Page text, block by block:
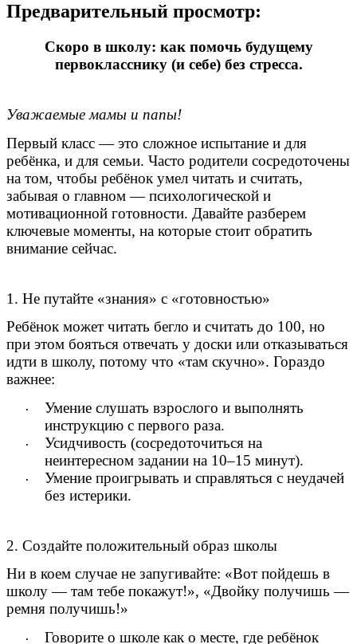
Предварительный просмотр:
Скоро в школу: как помочь будущему
первокласснику (и себе) без стресса.
Уважаемые мамы и папы!
Первый класс — это сложное испытание и для
ребёнка, и для семьи. Часто родители сосредоточены
на том, чтобы ребёнок умел читать и считать,
забывая о главном — психологической и
мотивационной готовности. Давайте разберем
ключевые моменты, на которые стоит обратить
внимание сейчас.
1. Не путайте «знания» с «готовностью»
Ребёнок может читать бегло и считать до 100, но
при этом бояться отвечать у доски или отказываться
идти в школу, потому что «там скучно». Гораздо
важнее:
Умение слушать взрослого и выполнять
инструкцию с первого раза.
Усидчивость (сосредоточиться на
неинтересном задании на 10–15 минут).
Умение проигрывать и справляться с неудачей
без истерики.
2. Создайте положительный образ школы
Ни в коем случае не запугивайте: «Вот пойдешь в
школу — там тебе покажут!», «Двойку получишь —
ремня получишь!»
Говорите о школе как о месте, где ребёнок